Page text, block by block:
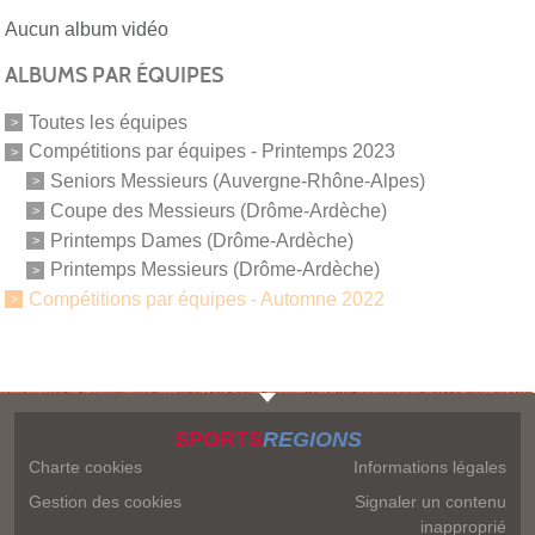
Aucun album vidéo
ALBUMS PAR ÉQUIPES
Toutes les équipes
Compétitions par équipes - Printemps 2023
Seniors Messieurs (Auvergne-Rhône-Alpes)
Coupe des Messieurs (Drôme-Ardèche)
Printemps Dames (Drôme-Ardèche)
Printemps Messieurs (Drôme-Ardèche)
Compétitions par équipes - Automne 2022
SPORTSREGIONS
Charte cookies
Gestion des cookies
Informations légales
Signaler un contenu
inapproprié